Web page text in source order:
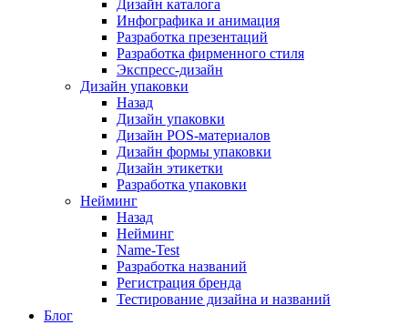
Дизайн каталога
Инфографика и анимация
Разработка презентаций
Разработка фирменного стиля
Экспресс-дизайн
Дизайн упаковки
Назад
Дизайн упаковки
Дизайн POS-материалов
Дизайн формы упаковки
Дизайн этикетки
Разработка упаковки
Нейминг
Назад
Нейминг
Name-Test
Разработка названий
Регистрация бренда
Тестирование дизайна и названий
Блог